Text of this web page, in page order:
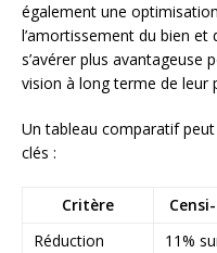
également une
l’amortissement du bien
s’avérer plus avantageuse
vision à long terme de leur
Un tableau comparatif
clés :
Critère
Réduction
11%